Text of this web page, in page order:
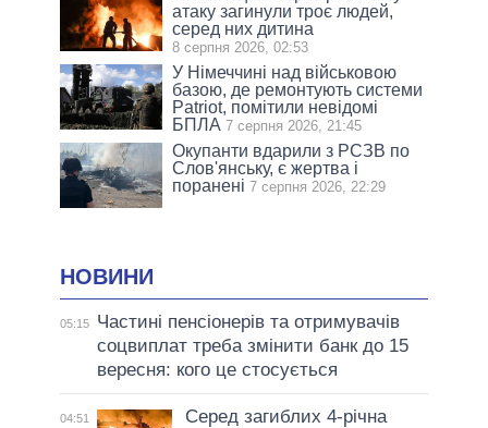
атаку загинули троє людей,
серед них дитина
8 серпня 2026, 02:53
У Німеччині над військовою
базою, де ремонтують системи
Patriot, помітили невідомі
БПЛА 7 серпня 2026, 21:45
Окупанти вдарили з РСЗВ по
Слов'янську, є жертва і
поранені 7 серпня 2026, 22:29
НОВИНИ
05:15
Частині пенсіонерів та отримувачів
соцвиплат треба змінити банк до 15
вересня: кого це стосується
04:51
Серед загиблих 4-річна